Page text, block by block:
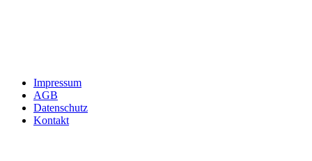
Impressum
AGB
Datenschutz
Kontakt